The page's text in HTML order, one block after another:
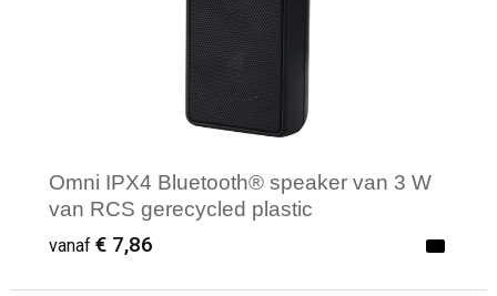
Omni IPX4 Bluetooth® speaker van 3 W
van RCS gerecycled plastic
vanaf € 7,86